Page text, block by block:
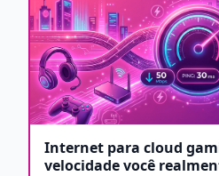
Internet para cloud
velocidade você